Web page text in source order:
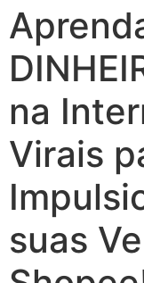
na
Virais
suas